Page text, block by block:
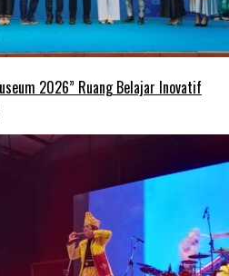
2026” Ruang Belajar Inovatif